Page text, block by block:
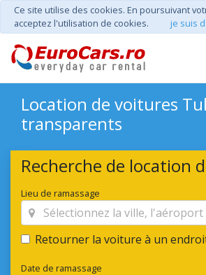
Ce site utilise des cookies. En poursuivant
acceptez l'utilisation de cookies.
je suis
Location de voitures
transparents
Recherche de location
Lieu de ramassage
Sélectionnez la ville, l'aéroport
Retourner la voiture à un
Date de ramassage